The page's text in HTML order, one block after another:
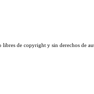
de copyright y sin derechos de